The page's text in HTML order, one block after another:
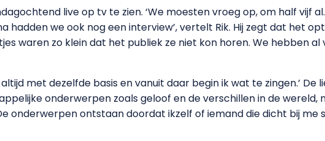
live op tv te zien. ‘We moesten vroeg op, om half vijf
hadden we ook nog een interview’, vertelt Rik. Hij zegt dat het
waren zo klein dat het publiek ze niet kon horen. We hebben
met dezelfde basis en vanuit daar begin ik wat te zingen.’ De
onderwerpen zoals geloof en de verschillen in de wereld,
onderwerpen ontstaan doordat ikzelf of iemand die dicht bij